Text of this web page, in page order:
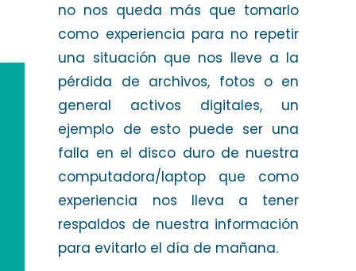
no nos queda más que tomarlo
como experiencia para no repetir
una situación que nos lleve a la
pérdida de archivos, fotos o en
general activos digitales, un
ejemplo de esto puede ser una
falla en el disco duro de nuestra
computadora/laptop que como
experiencia nos lleva a tener
respaldos de nuestra información
para evitarlo el día de mañana.